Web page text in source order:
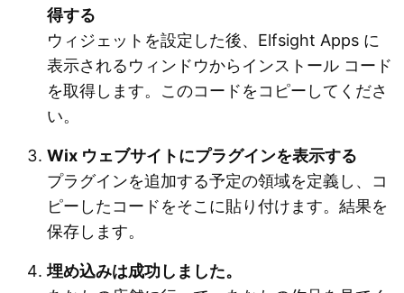
得する
ウィジェットを設定した後、Elfsight Apps に
表示されるウィンドウからインストール コード
を取得します。このコードをコピーしてくださ
い。
Wix ウェブサイトにプラグインを表示する
プラグインを追加する予定の領域を定義し、コ
ピーしたコードをそこに貼り付けます。結果を
保存します。
埋め込みは成功しました。